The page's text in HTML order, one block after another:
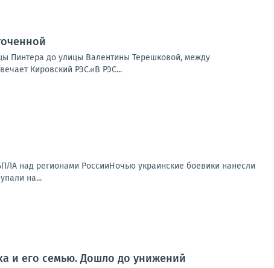
Пинтера до улицы Валентины Терешковой, между
Кировский РЭС.«В РЭС...
над регионами РоссииНочью украинские боевики нанесли
на...
и его семью. Дошло до унижений